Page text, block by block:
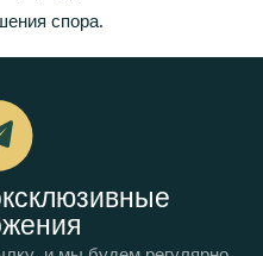
спора.